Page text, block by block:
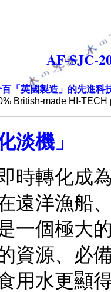
AF-SJC-
「英國製造」的先進科
British-made HI-
淡機」
時轉化成
遠洋漁船
一個極大
資源、必
用水更顯